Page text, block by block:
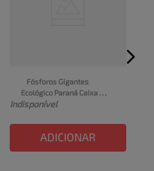
Fósforos Gigantes
Ecológico Paraná Caixa
50un
Indisponível
ADICIONAR